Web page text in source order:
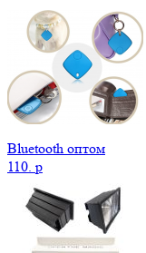
Bluetooth оптом
110. p